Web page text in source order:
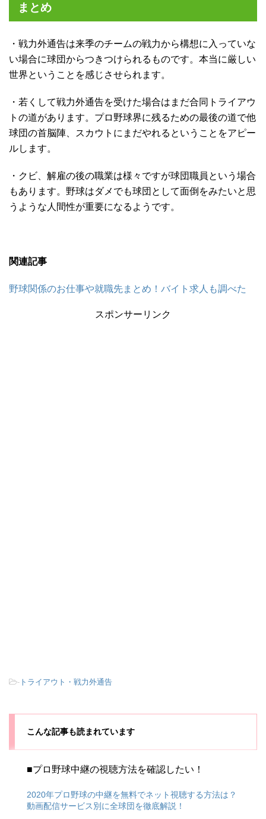
まとめ
・戦力外通告は来季のチームの戦力から構想に入っていな
い場合に球団からつきつけられるものです。本当に厳しい
世界ということを感じさせられます。
・若くして戦力外通告を受けた場合はまだ合同トライアウ
トの道があります。プロ野球界に残るための最後の道で他
球団の首脳陣、スカウトにまだやれるということをアピー
ルします。
・クビ、解雇の後の職業は様々ですが球団職員という場合
もあります。野球はダメでも球団として面倒をみたいと思
うような人間性が重要になるようです。
関連記事
野球関係のお仕事や就職先まとめ！バイト求人も調べた
スポンサーリンク
- トライアウト・戦力外通告
こんな記事も読まれています
■プロ野球中継の視聴方法を確認したい！
2020年プロ野球の中継を無料でネット視聴する方法は？
動画配信サービス別に全球団を徹底解説！